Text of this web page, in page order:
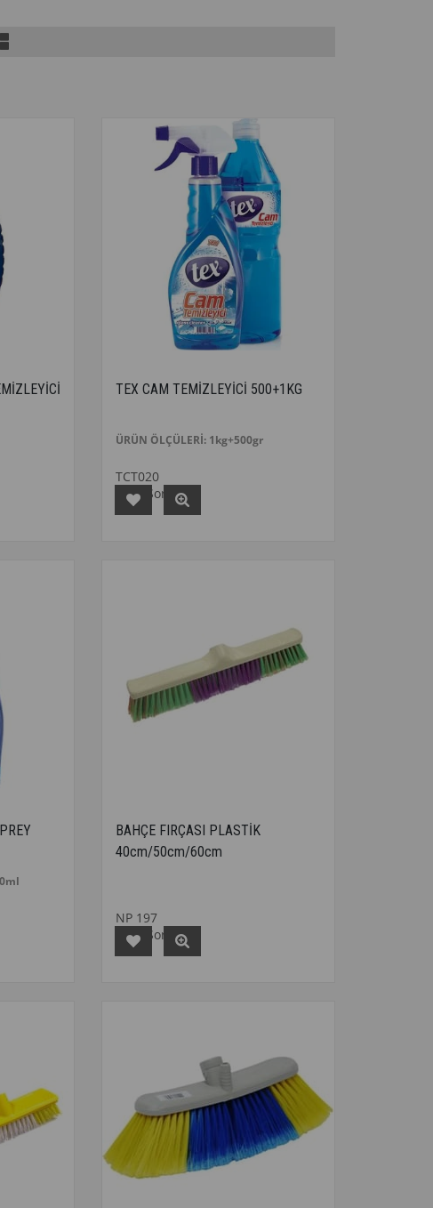
TEX CAM TEMİZLEYİCİ 500+1KG
ÜRÜN ÖLÇÜLERİ: 1kg+500gr
TCT020
Fiyat Sorunuz
BAHÇE FIRÇASI PLASTİK
40cm/50cm/60cm
NP 197
Fiyat Sorunuz